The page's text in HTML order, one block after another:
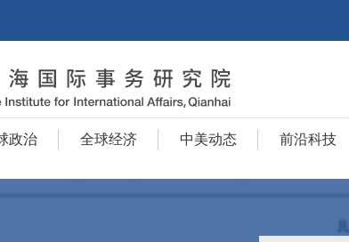
政治 全球经济 中美动态 前沿科技